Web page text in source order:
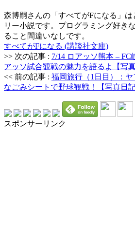
森博嗣さんの「すべてがFになる」
リー小説です。プログラミング好き
ること間違いなしです。
すべてがFになる (講談社文庫)
>> 次の記事 : 7/14 ロアッソ熊本 –
アッソ試合観戦の魅力を語るよ【写真
<< 前の記事 : 福岡旅行（1日目）：
なごみシートで野球観戦！【写真日記
スポンサーリンク